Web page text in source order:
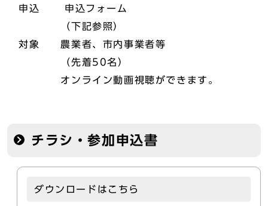
申込 申込フォーム
（下記参照）
対象 農業者、市内事業者等
（先着50名）
オンライン動画視聴ができます。
チラシ・参加申込書
ダウンロードはこちら